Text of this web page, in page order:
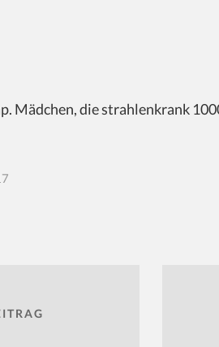
Mädchen, die strahlenkrank